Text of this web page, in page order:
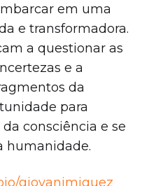
em uma
e transformadora.
a questionar as
e a
da
para
consciência e se
humanidade.
giovanimiguez